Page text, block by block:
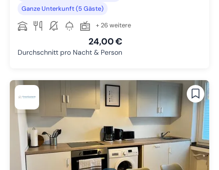
Ganze Unterkunft (5 Gäste)
+ 26 weitere
24,00 €
Durchschnitt pro Nacht & Person